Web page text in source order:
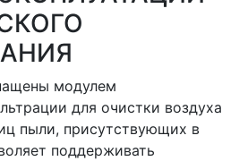
модулем
для очистки воздуха
пыли, присутствующих в
поддерживать